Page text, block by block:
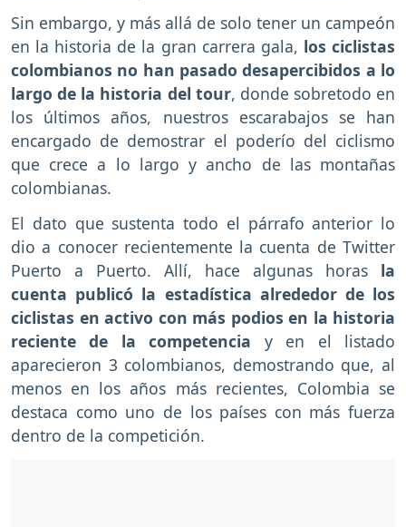
Sin embargo, y más allá de solo tener un campeón
en la historia de la gran carrera gala, los ciclistas
colombianos no han pasado desapercibidos a lo
largo de la historia del tour, donde sobretodo en
los últimos años, nuestros escarabajos se han
encargado de demostrar el poderío del ciclismo
que crece a lo largo y ancho de las montañas
colombianas.
El dato que sustenta todo el párrafo anterior lo
dio a conocer recientemente la cuenta de Twitter
Puerto a Puerto. Allí, hace algunas horas la
cuenta publicó la estadística alrededor de los
ciclistas en activo con más podios en la historia
reciente de la competencia y en el listado
aparecieron 3 colombianos, demostrando que, al
menos en los años más recientes, Colombia se
destaca como uno de los países con más fuerza
dentro de la competición.